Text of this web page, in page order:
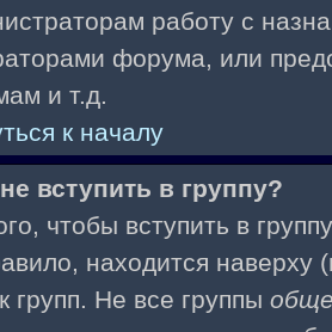
работу с
форума, или
и т.д.
к началу
вступить в группу?
чтобы вступить в
находится
групп. Не все группы